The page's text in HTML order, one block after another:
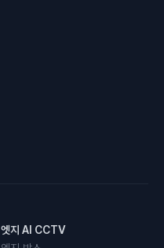
엣지 AI CCTV